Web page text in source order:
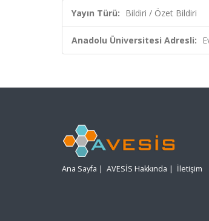
Yayın Türü: Bildiri / Özet Bildiri
Anadolu Üniversitesi Adresli:
Ana Sayfa | AVESİS Hakkında | İletişim